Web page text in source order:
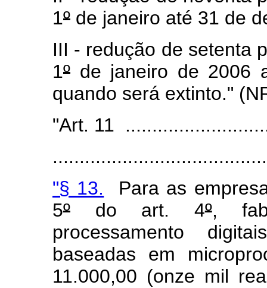
1º de janeiro até 31 de
III - redução de setenta
1º de janeiro de 2006
quando será extinto."
"Art. 11
"§ 13. Para as
5º do art. 4º,
processamento
baseadas em
11.000,00 (onze mil